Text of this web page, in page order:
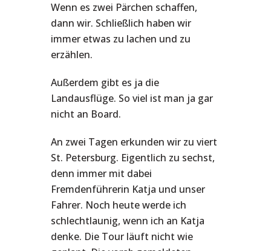
Wenn es zwei Pärchen schaffen,
dann wir. Schließlich haben wir
immer etwas zu lachen und zu
erzählen.
Außerdem gibt es ja die
Landausflüge. So viel ist man ja gar
nicht an Board.
An zwei Tagen erkunden wir zu viert
St. Petersburg. Eigentlich zu sechst,
denn immer mit dabei
Fremdenführerin Katja und unser
Fahrer. Noch heute werde ich
schlechtlaunig, wenn ich an Katja
denke. Die Tour läuft nicht wie